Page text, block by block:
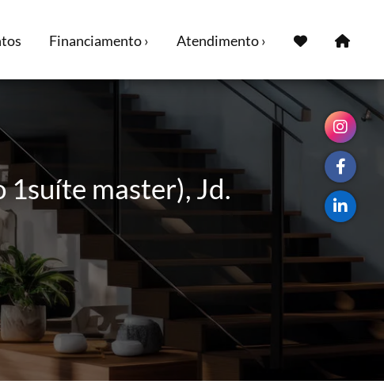
Financiamento › Atendimento ›
1suíte master), Jd.